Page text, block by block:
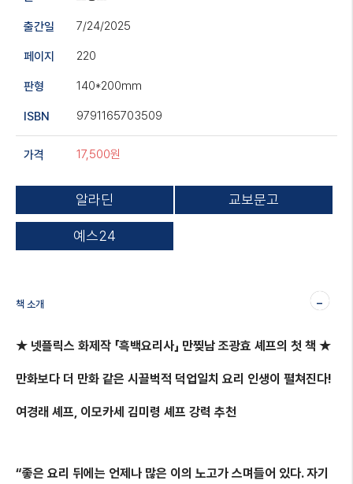
출간일 7/24/2025
페이지 220
판형 140*200mm
ISBN 9791165703509
가격 17,500원
알라딘 교보문고
예스24
-
책 소개
★ 넷플릭스 화제작 「흑백요리사」 만찢남 조광효 셰프의 첫 책 ★
만화보다 더 만화 같은 시끌벅적 덕업일치 요리 인생이 펼쳐진다!
여경래 셰프, 이모카세 김미령 셰프 강력 추천
“좋은 요리 뒤에는 언제나 많은 이의 노고가 스며들어 있다.자기